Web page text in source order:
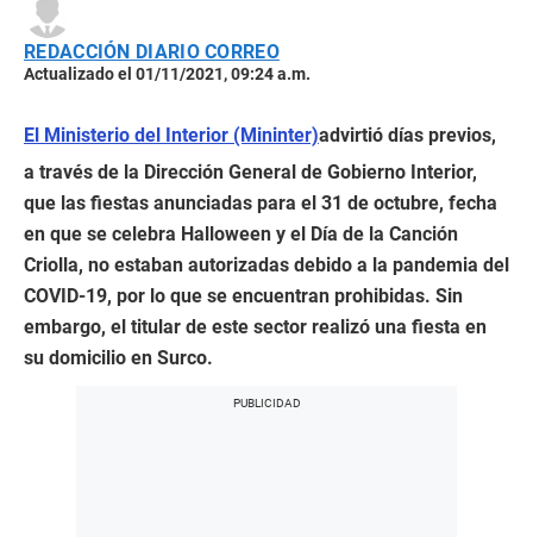
REDACCIÓN DIARIO CORREO
Actualizado el 01/11/2021, 09:24 a.m.
El Ministerio del Interior (Mininter)advirtió días previos,
a través de la Dirección General de Gobierno Interior,
que las fiestas anunciadas para el 31 de octubre, fecha
en que se celebra Halloween y el Día de la Canción
Criolla, no estaban autorizadas debido a la pandemia del
COVID-19, por lo que se encuentran prohibidas. Sin
embargo, el titular de este sector realizó una fiesta en
su domicilio en Surco.